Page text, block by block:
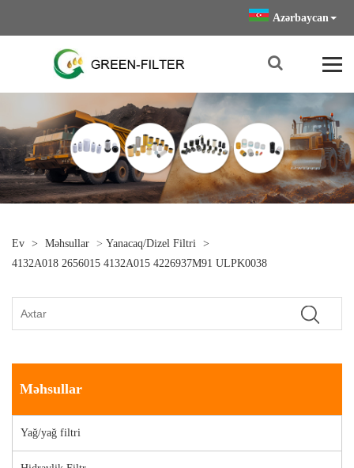
Azərbaycan
Ev > Məhsullar > Yanacaq/Dizel Filtri >
4132A018 2656015 4132A015 4226937M91 ULPK0038
Məhsullar
Yağ/yağ filtri